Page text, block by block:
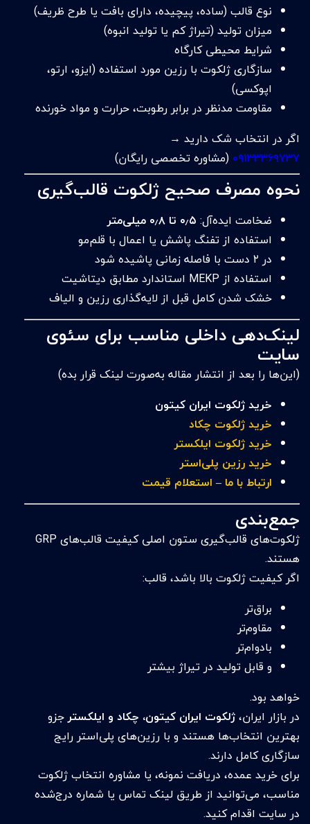
نوع قالب (ساده، پیچیده، دارای بافت یا طرح ظریف)
میزان تولید (تیراژ کم یا تولید انبوه)
شرایط محیطی کارگاه
سازگاری ژلکوت با رزین مورد استفاده (ایزو، ارتو،
اپوکسی)
مقاومت مدنظر در برابر رطوبت، حرارت و مواد خورنده
اگر در انتخاب شک دارید →
۰۹۱۳۳۳۶۹۷۳۷ (مشاوره تخصصی رایگان)
نحوه مصرف صحیح ژلکوت قالب‌گیری
ضخامت ایده‌آل: ۰٫۵ تا ۰٫۸ میلی‌متر
استفاده از تفنگ پاشش یا اعمال با قلم‌مو
در ۲ دست با فاصله زمانی پاشیده شود
استفاده از MEKP استاندارد مطابق دیتاشیت
خشک شدن کامل قبل از لایه‌گذاری رزین و الیاف
لینک‌دهی داخلی مناسب برای سئوی
سایت
(این‌ها را بعد از انتشار مقاله به‌صورت لینک قرار بده)
خرید ژلکوت ایران کیتون
خرید ژلکوت چکاد
خرید ژلکوت ایلکستر
خرید رزین پلی‌استر
ارتباط با ما – استعلام قیمت
جمع‌بندی
ژلکوت‌های قالب‌گیری ستون اصلی کیفیت قالب‌های GRP
هستند.
اگر کیفیت ژلکوت بالا باشد، قالب:
براق‌تر
مقاوم‌تر
بادوام‌تر
و قابل تولید در تیراژ بیشتر
خواهد بود.
در بازار ایران،ژلکوت ایران کیتون، چکاد و ایلکستر جزو
بهترین انتخاب‌ها هستند و با رزین‌های پلی‌استر رایج
سازگاری کامل دارند.
برای خرید عمده، دریافت نمونه، یا مشاوره انتخاب ژلکوت
مناسب، می‌توانید از طریق لینک تماس یا شماره درج‌شده
در سایت اقدام کنید.